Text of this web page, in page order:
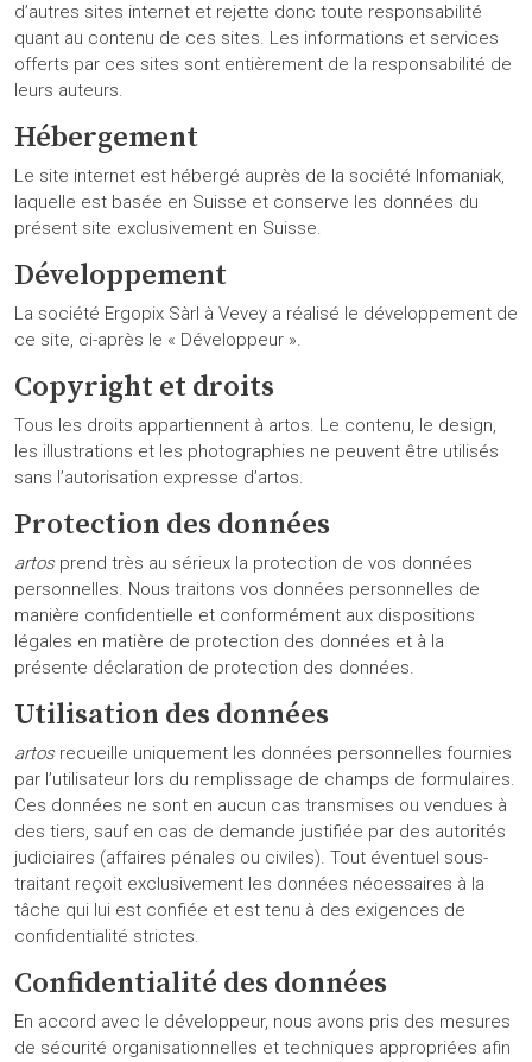
d’autres sites internet et rejette donc toute responsabilité
quant au contenu de ces sites. Les informations et services
offerts par ces sites sont entièrement de la responsabilité de
leurs auteurs.
Hébergement
Le site internet est hébergé auprès de la société Infomaniak,
laquelle est basée en Suisse et conserve les données du
présent site exclusivement en Suisse.
Développement
La société Ergopix Sàrl à Vevey a réalisé le développement de
ce site, ci-après le « Développeur ».
Copyright et droits
Tous les droits appartiennent à artos. Le contenu, le design,
les illustrations et les photographies ne peuvent être utilisés
sans l’autorisation expresse d’artos.
Protection des données
artosprend très au sérieux la protection de vos données
personnelles. Nous traitons vos données personnelles de
manière confidentielle et conformément aux dispositions
légales en matière de protection des données et à la
présente déclaration de protection des données.
Utilisation des données
artosrecueille uniquement les données personnelles fournies
par l’utilisateur lors du remplissage de champs de formulaires.
Ces données ne sont en aucun cas transmises ou vendues à
des tiers, sauf en cas de demande justifiée par des autorités
judiciaires (affaires pénales ou civiles). Tout éventuel sous-
traitant reçoit exclusivement les données nécessaires à la
tâche qui lui est confiée et est tenu à des exigences de
confidentialité strictes.
Confidentialité des données
En accord avec le développeur, nous avons pris des mesures
de sécurité organisationnelles et techniques appropriées afin